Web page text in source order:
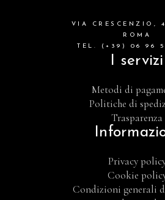
VIA CRESCENZIO,
ROMA
TEL. (+39) 06 96
I servizi
Metodi di
Politiche di
Trasparenza
Privacy
Cookie
Condizioni generali